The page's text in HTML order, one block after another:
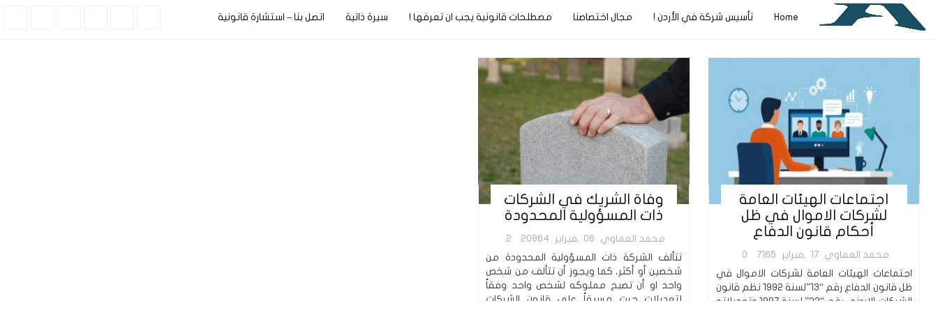
Home تأسيس شركة في الأردن ! مجال اختصاصنا مصطلحات قانونية يجب ان تعرفها ! سيرة ذاتية اتصل بنا – استشارة قانونية
اجتماعات الهيئات العامة
لشركات الاموال في ظل
أحكام قانون الدفاع
محمد العماوي 17,فبراير 7165
0
اجتماعات الهيئات العامة لشركات الاموال في
ظل قانون الدفاع رقم “13”لسنة 1992 نظم قانون
الشركات الاردني رقم “22” لسنة 1997 وتعديلاته
وفاة الشريك في الشركات
ذات المسؤولية المحدودة
محمد العماوي 06,فبراير 20864
2
تتألف الشركة ذات المسؤولية المحدودة من
شخصين أو أكثر، كما ويجوز أن تتألف من شخص
واحد او أن تصبح مملوكه لشخص واحد وفقاً
لتعديلات جرت مسبقاً على قانون الشركات